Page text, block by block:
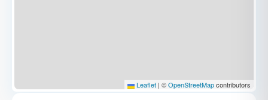
Leaflet | ©OpenStreetMapcontributors